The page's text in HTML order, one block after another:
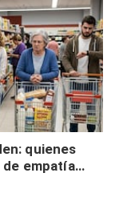
quienes
de empatía